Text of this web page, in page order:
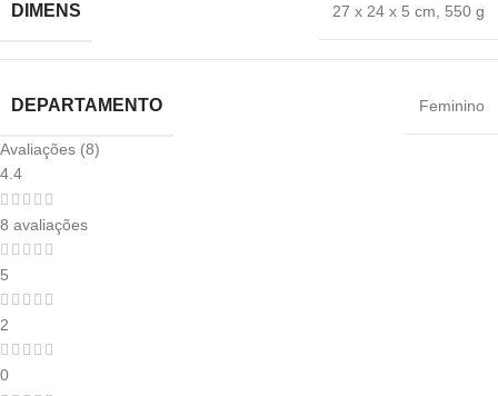
DIMENS 27 x 24 x 5 cm, 550 g
DEPARTAMENTO ‎Feminino
Avaliações (8)
4.4
8 avaliações
5
2
0